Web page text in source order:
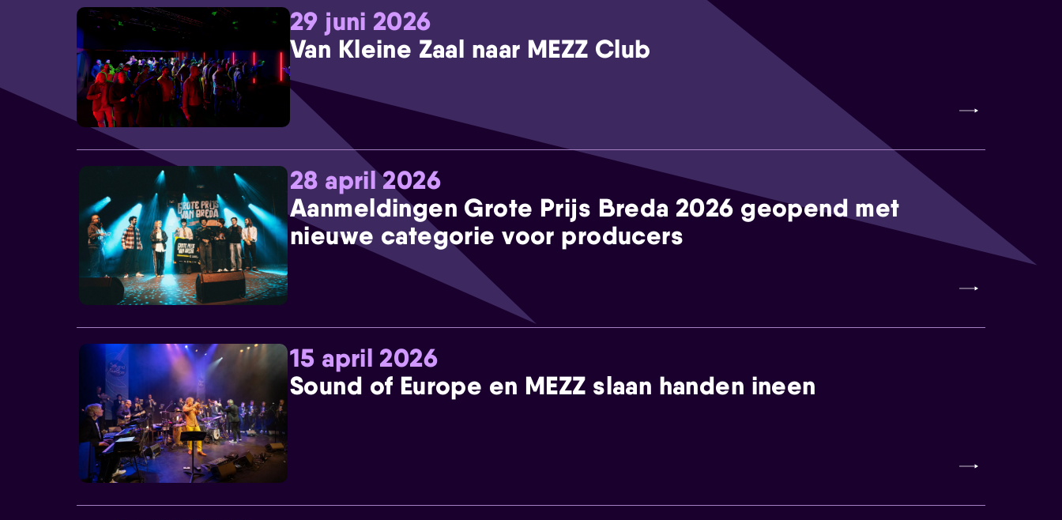
29 juni 2026
Van Kleine Zaal naar MEZZ Club
28 april 2026
Aanmeldingen Grote Prijs Breda 2026 geopend met
nieuwe categorie voor producers
15 april 2026
Sound of Europe en MEZZ slaan handen ineen